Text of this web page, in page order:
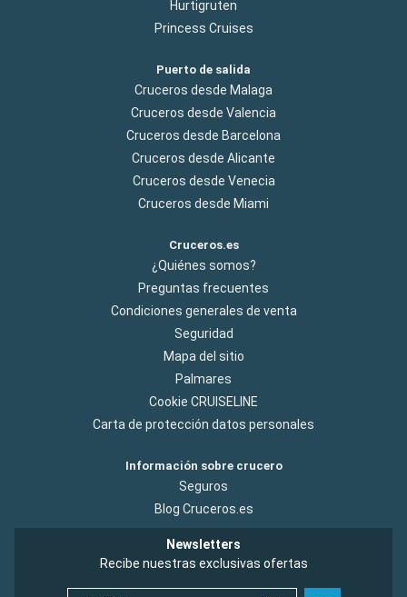
Hurtigruten
Princess Cruises
Puerto de salida
Cruceros desde Malaga
Cruceros desde Valencia
Cruceros desde Barcelona
Cruceros desde Alicante
Cruceros desde Venecia
Cruceros desde Miami
Cruceros.es
¿Quiénes somos?
Preguntas frecuentes
Condiciones generales de venta
Seguridad
Mapa del sitio
Palmares
Cookie CRUISELINE
Carta de protección datos personales
Información sobre crucero
Seguros
Blog Cruceros.es
Newsletters
Recibe nuestras exclusivas ofertas